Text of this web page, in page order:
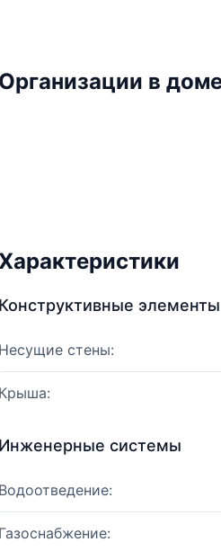
Организации в
Характеристики
Конструктивные элементы
Несущие стены:
Крыша:
Инженерные системы
Водоотведение:
Газоснабжение: